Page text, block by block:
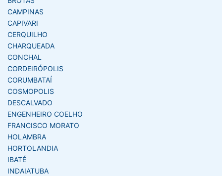
CAMPINAS
CAPIVARI
CERQUILHO
CHARQUEADA
CONCHAL
CORDEIRÓPOLIS
CORUMBATAÍ
COSMOPOLIS
DESCALVADO
ENGENHEIRO COELHO
FRANCISCO MORATO
HOLAMBRA
HORTOLANDIA
IBATÉ
INDAIATUBA